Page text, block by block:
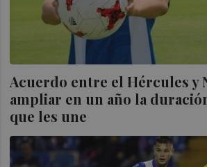
Acuerdo entre el Hércules y
ampliar en un año la
que les une